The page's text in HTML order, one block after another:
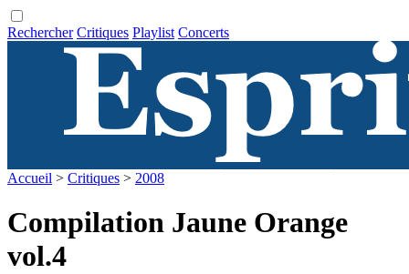
Rechercher Critiques Playlist Concerts
Accueil > Critiques > 2008
Compilation Jaune Orange
vol.4